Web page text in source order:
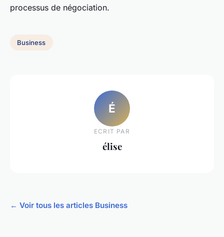
processus de négociation.
Business
É
ECRIT PAR
élise
← Voir tous les articles Business